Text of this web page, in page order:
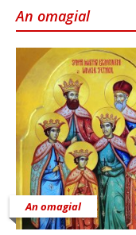
An omagial
An omagial